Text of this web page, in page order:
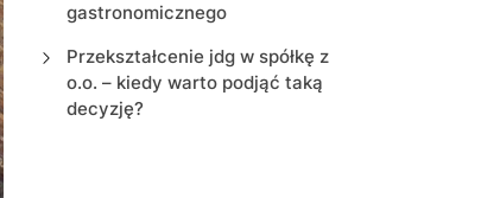
gastronomicznego
Przekształcenie jdg w spółkę z
o.o. – kiedy warto podjąć taką
decyzję?